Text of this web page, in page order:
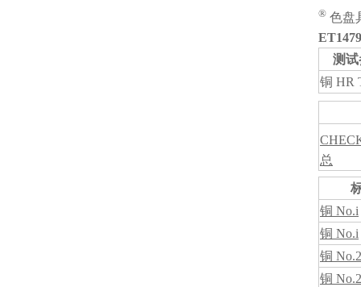
® 色盘
测试
铜 HR
总
铜 No.i
铜 No.i
铜 No.2
铜 No.2